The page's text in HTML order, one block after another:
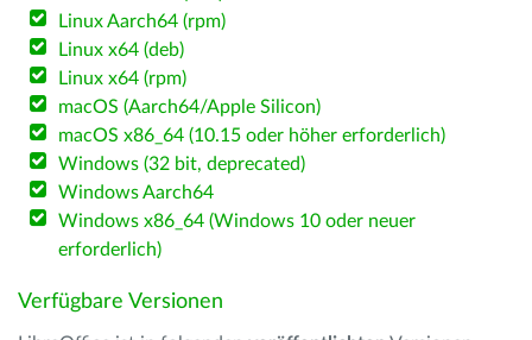
Linux Aarch64 (rpm)
Linux x64 (deb)
Linux x64 (rpm)
macOS (Aarch64/Apple Silicon)
macOS x86_64 (10.15 oder höher erforderlich)
Windows (32 bit, deprecated)
Windows Aarch64
Windows x86_64 (Windows 10 oder neuer
erforderlich)
Verfügbare Versionen